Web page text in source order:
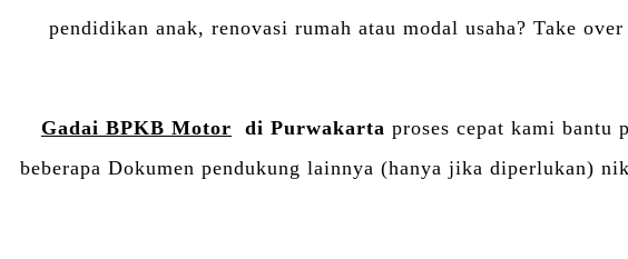
pendidikan anak, renovasi rumah atau modal usaha? Take
Gadai BPKB Motor di Purwakarta proses cepat kami bantu
beberapa Dokumen pendukung lainnya (hanya jika diperlukan)